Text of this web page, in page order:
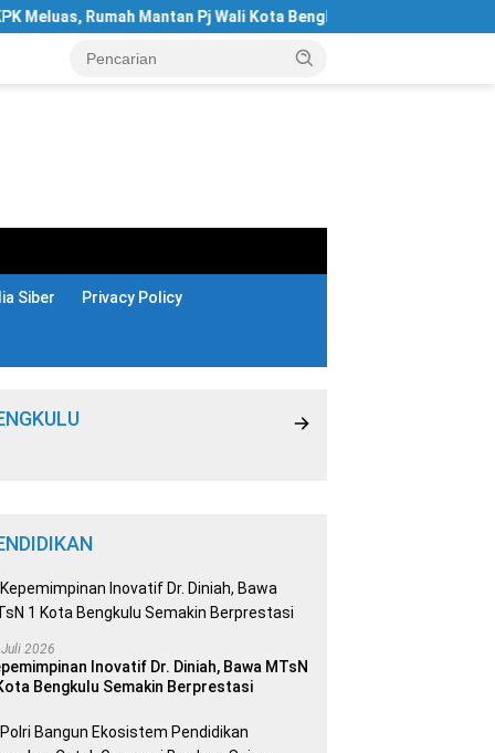
Rumah Mantan Pj Wali Kota Bengkulu Digeledah
Siber Privacy Policy
2026
Inovatif Dr. Diniah, Bawa MTsN
Bengkulu Semakin Berprestasi